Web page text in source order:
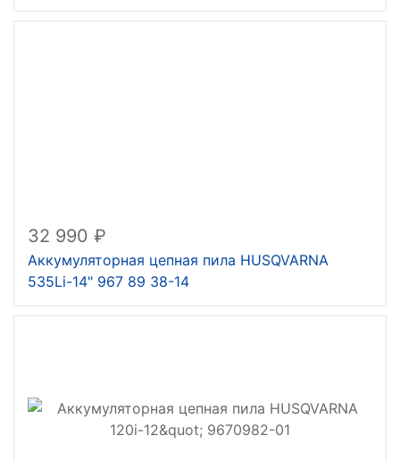
32 990
Аккумуляторная цепная пила HUSQVARNA
535Li-14" 967 89 38-14